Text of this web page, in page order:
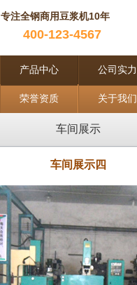
专注全钢商用豆浆机10年
400-123-4567
产品中心 公司实力
荣誉资质 关于我们
车间展示
车间展示四